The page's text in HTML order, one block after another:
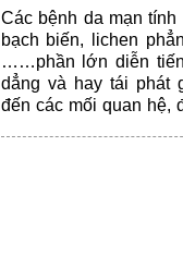
Các bệnh da mạn
bạch biến, lichen
……phần lớn diễn
dẳng và hay tái phát
đến các mối quan hệ,